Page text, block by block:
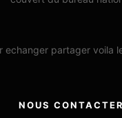
echanger partager voila
NOUS CONTACTER